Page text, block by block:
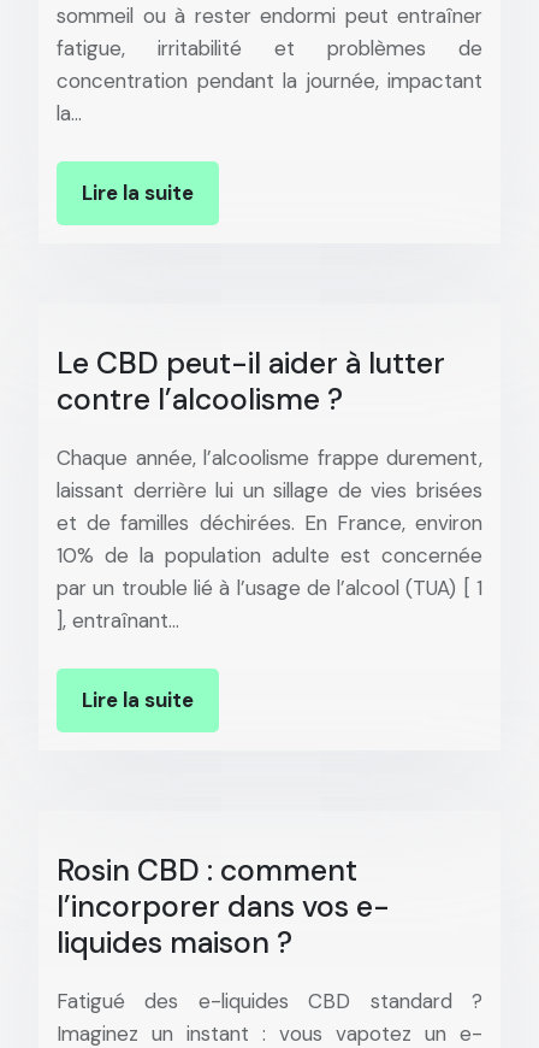
sommeil ou à rester endormi peut entraîner
fatigue, irritabilité et problèmes de
concentration pendant la journée, impactant
la…
Lire la suite
Le CBD peut-il aider à lutter
contre l’alcoolisme ?
Chaque année, l’alcoolisme frappe durement,
laissant derrière lui un sillage de vies brisées
et de familles déchirées. En France, environ
10% de la population adulte est concernée
par un trouble lié à l’usage de l’alcool (TUA) [ 1
], entraînant…
Lire la suite
Rosin CBD : comment
l’incorporer dans vos e-
liquides maison ?
Fatigué des e-liquides CBD standard ?
Imaginez un instant : vous vapotez un e-